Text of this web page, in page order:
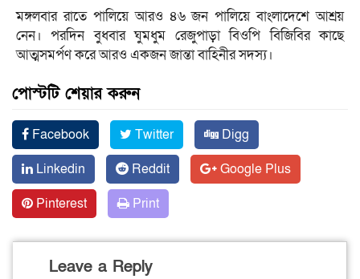
মঙ্গলবার রাতে পালিয়ে আরও ৪৬ জন পালিয়ে বাংলাদেশে আশ্রয়
নেন। পরদিন বুধবার ঘুমধুম রেজুপাড়া বিওপি বিজিবির কাছে
আত্মসমর্পণ করে আরও একজন জান্তা বাহিনীর সদস্য।
পোস্টটি শেয়ার করুন
Facebook Twitter
Digg
Linkedin
Reddit
Google Plus
Pinterest
Print
Leave a Reply